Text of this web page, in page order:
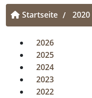
Startseite / 2020
2026
2025
2024
2023
2022